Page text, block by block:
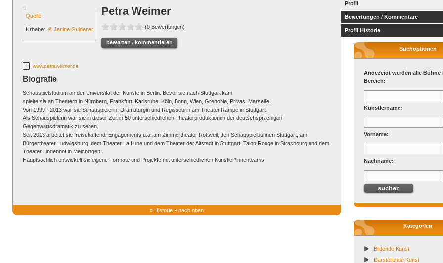
Quelle
Urheber: © Janine Guldener
Petra Weimer
(0 Bewertungen)
bewerten / kommentieren
www.petraweimer.de
Biografie
Schauspielstudium an der Universität der Künste in Berlin. Bevor sie nach Stuttgart kam
spielte sie an Theatern in Nürnberg, Frankfurt, Karlsruhe, Köln, Bonn, Wien, Grenoble, Privas, Marseille.
Von 1999 - 2013 war sie Schauspielerin, Dramaturgin und Regisseurin am Theater Rampe in Stuttgart.
Als Schauspielerin war sie in dieser Zeit in 50 unterschiedlichen Theaterproduktionen der deutschsprachigen
Gegenwartsdramatik zu sehen.
Seit 2013 arbeitet sie freischaffend. Engagements u.a. am Zimmertheater Rottweil, den Schauspielbühnen Stuttgart, am
Bürgertheater Ludwigsburg, dem Theater La Lune und dem Theater der Altstadt in Stuttgart, Talon Rouge in Strasbourg und dem
Theater Lindenhof in Melchingen.
Hauptsächlich entwickelt sie eigene Formate und Projekte mit unterschiedlichen Künstler*innenteams.
» Historie » nach oben
Profil
Bewertungen / Kommentare
Profil Historie
Suchoptionen
Angezeigt werden alle Bühne
Bereich:
Künstlername:
Vorname:
Nachname:
Kategorien
Bildende Kunst
Darstellende Kunst